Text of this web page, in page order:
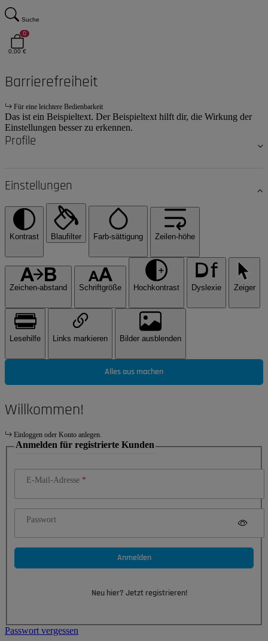
Suche
0
0,00 €
Barrierefreiheit
Für eine leichtere Bedienbarkeit
Das ist ein Beispieltext. Der Beispieltext hilft dir, die Wirkung der
Einstellungen besser zu erkennen.
Profile
Einstellungen
Kontrast Blaufilter Farb-sättigung Zeilen-höhe
Zeichen-abstand Schriftgröße Hochkontrast Dyslexie Zeiger
Lesehilfe Links markieren Bilder ausblenden
Alles aus machen
Willkommen!
Einloggen oder Konto anlegen.
Anmelden für registrierte Kunden
E-Mail-Adresse
Passwort
Anmelden
Neu hier? Jetzt registrieren!
Passwort vergessen